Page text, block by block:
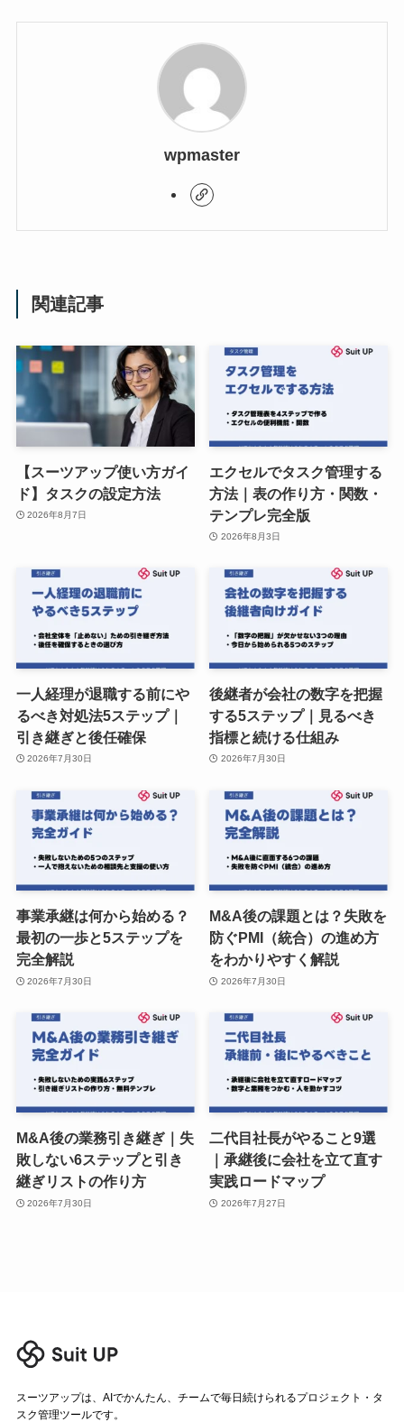
wpmaster
関連記事
【スーツアップ使い方ガイ
ド】タスクの設定方法
2026年8月7日
エクセルでタスク管理する
方法｜表の作り方・関数・
テンプレ完全版
2026年8月3日
一人経理が退職する前にや
るべき対処法5ステップ｜
引き継ぎと後任確保
2026年7月30日
後継者が会社の数字を把握
する5ステップ｜見るべき
指標と続ける仕組み
2026年7月30日
事業承継は何から始める？
最初の一歩と5ステップを
完全解説
2026年7月30日
M&A後の課題とは？失敗を
防ぐPMI（統合）の進め方
をわかりやすく解説
2026年7月30日
M&A後の業務引き継ぎ｜失
敗しない6ステップと引き
継ぎリストの作り方
2026年7月30日
二代目社長がやること9選
｜承継後に会社を立て直す
実践ロードマップ
2026年7月27日
スーツアップは、AIでかんたん、チームで毎日続けられるプロジェクト・タ
スク管理ツールです。